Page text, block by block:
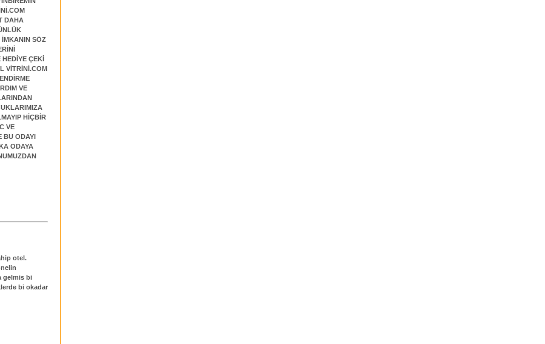
DAHA
İMKANIN SÖZ
ÇEKİ
VİTRİNİ.COM
VE
HİÇBİR
VE
BU ODAYI
ODAYA
otel.
gelmis bi
bi okadar